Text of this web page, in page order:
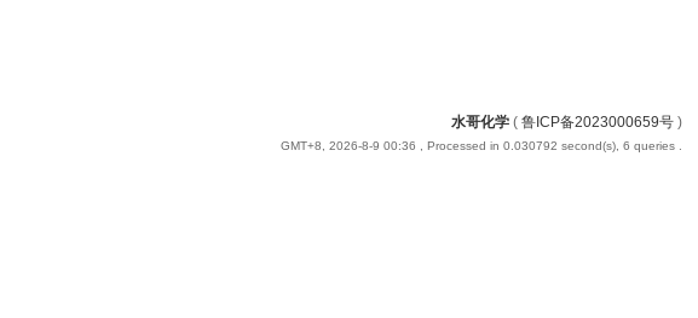
水哥化学( 鲁ICP备2023000659号)
GMT+8, 2026-8-9 00:36 , Processed in 0.030792 second(s), 6 queries .